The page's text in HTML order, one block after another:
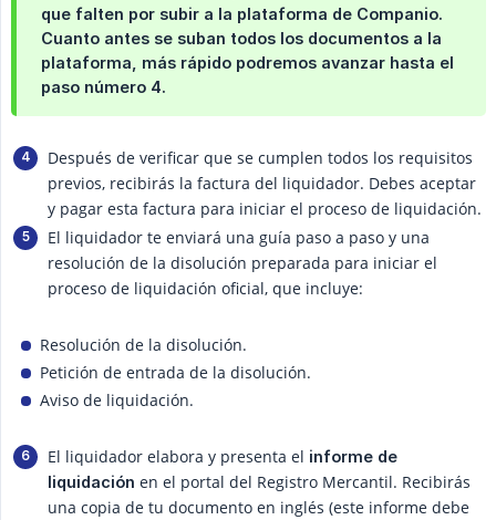
que falten por subir a la plataforma de Companio.
Cuanto antes se suban todos los documentos a la
plataforma, más rápido podremos avanzar hasta el
paso número 4.
Después de verificar que se cumplen todos los requisitos
previos, recibirás la factura del liquidador. Debes aceptar
y pagar esta factura para iniciar el proceso de liquidación.
El liquidador te enviará una guía paso a paso y una
resolución de la disolución preparada para iniciar el
proceso de liquidación oficial, que incluye:
Resolución de la disolución.
Petición de entrada de la disolución.
Aviso de liquidación.
El liquidador elabora y presenta el informe de
liquidación en el portal del Registro Mercantil. Recibirás
una copia de tu documento en inglés (este informe debe